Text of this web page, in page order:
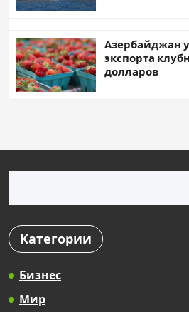
Азербайджан
экспорта
долларов
Категории
Бизнес
Мир